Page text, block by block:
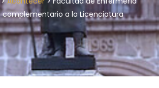
a la Licenciatura